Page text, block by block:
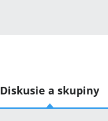
Diskusie a skupiny